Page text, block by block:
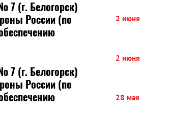
(г. Белогорск)
России (по
(г. Белогорск)
России (по
2 июня
2 июня
28 мая